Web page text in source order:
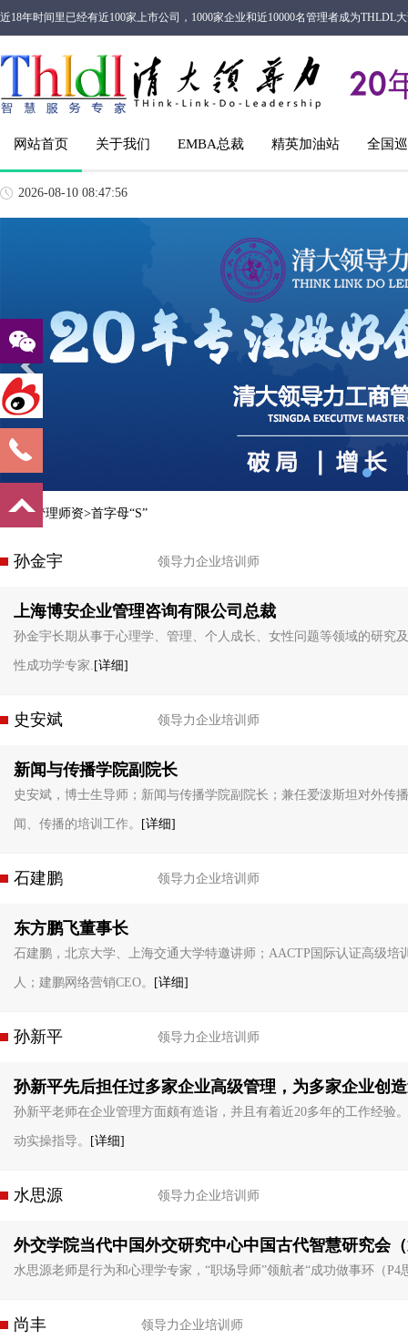
近18年时间里已经有近100家上市公司，1000家企业和近10000名管理者成为THLDL
网站首页 关于我们 EMBA总裁 精英加油站 全国
2026-08-10 08:47:56
首页>管理师资>首字母“S”
孙金宇 领导力企业培训师
上海博安企业管理咨询有限公司总裁
孙金宇长期从事于心理学、管理、个人成长、女性问题等领域的研究
性成功学专家. [详细]
史安斌 领导力企业培训师
新闻与传播学院副院长
史安斌，博士生导师；新闻与传播学院副院长；兼任爱泼斯坦对外
闻、传播的培训工作。 [详细]
石建鹏 领导力企业培训师
东方鹏飞董事长
石建鹏，北京大学、上海交通大学特邀讲师；AACTP国际认证高级
人；建鹏网络营销CEO。 [详细]
孙新平 领导力企业培训师
孙新平先后担任过多家企业高级管理，为多家企业创
孙新平老师在企业管理方面颇有造诣，并且有着近20多年的工作经
动实操指导。 [详细]
水思源 领导力企业培训师
外交学院当代中国外交研究中心中国古代智慧研究会
水思源老师是行为和心理学专家，“职场导师”领航者“成功做事环（
尚丰 领导力企业培训师